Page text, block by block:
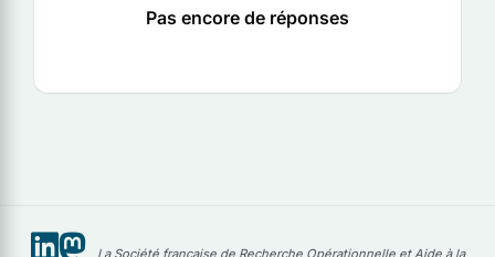
Pas encore de réponses
La Société française de Recherche Opérationnelle et Aide à la